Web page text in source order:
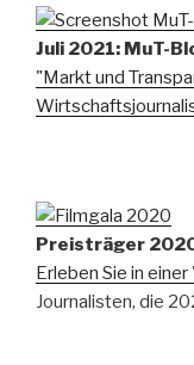
Juli 2021: MuT-
"Markt und
Preisträger
Erleben Sie in
Journalisten, die